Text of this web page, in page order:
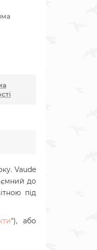
Vaude
до
під
"), або